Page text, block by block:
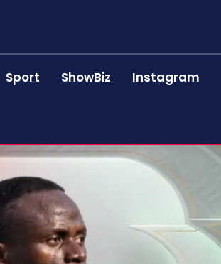
Sport ShowBiz Instagram